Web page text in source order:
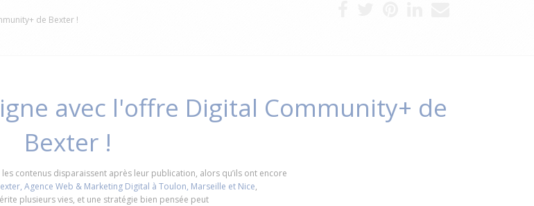
de Bexter !
avec l'offre Digital Community+ de
Bexter !
contenus disparaissent après leur publication, alors qu’ils ont encore
Agence Web & Marketing Digital à Toulon, Marseille et Nice,
plusieurs vies, et une stratégie bien pensée peut